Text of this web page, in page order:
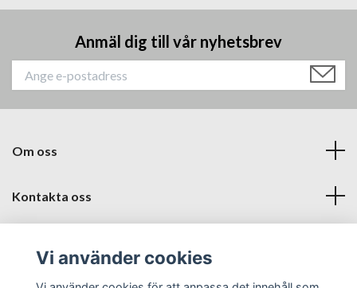
Anmäl dig till vår nyhetsbrev
Om oss
Kontakta oss
Vi använder cookies